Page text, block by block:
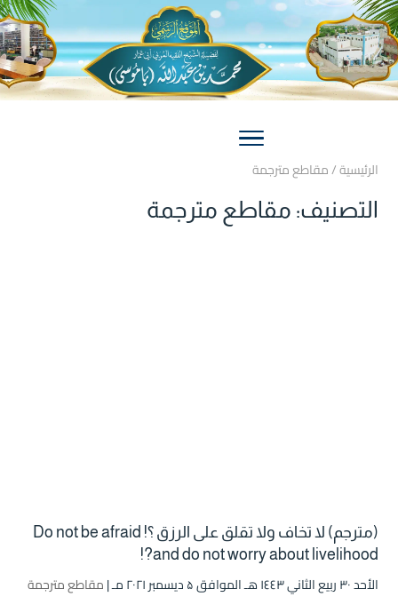
الرئيسية/مقاطع مترجمة
التصنيف: مقاطع مترجمة
(مترجم) لا تخاف ولا تقلق على الرزق ؟! Do not be afraid
and do not worry about livelihood?!
الأحد ۳۰ ربيع الثاني ۱٤٤۳ هـ الموافق ۵ ديسمبر ۲۰۲۱ مـ |
مقاطع مترجمة